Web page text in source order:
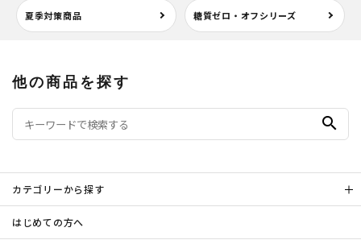
夏季対策商品 糖質ゼロ・オフシリーズ
他の商品を探す
search
カテゴリーから探す
はじめての方へ